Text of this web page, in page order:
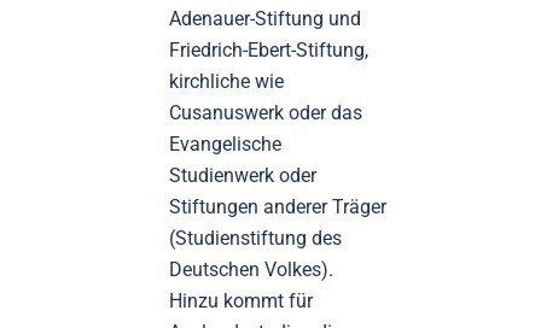
Adenauer-Stiftung und
Friedrich-Ebert-Stiftung,
kirchliche wie
Cusanuswerk oder das
Evangelische
Studienwerk oder
Stiftungen anderer Träger
(Studienstiftung des
Deutschen Volkes).
Hinzu kommt für